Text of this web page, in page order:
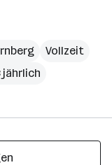
Vollzeit
jährlich